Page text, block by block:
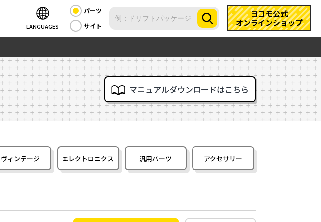
LANGUAGES
パーツ
サイト
ヨコモ公式
オンラインショップ
マニュアルダウンロードはこちら
ヴィンテージ エレクトロニクス 汎用パーツ アクセサリー